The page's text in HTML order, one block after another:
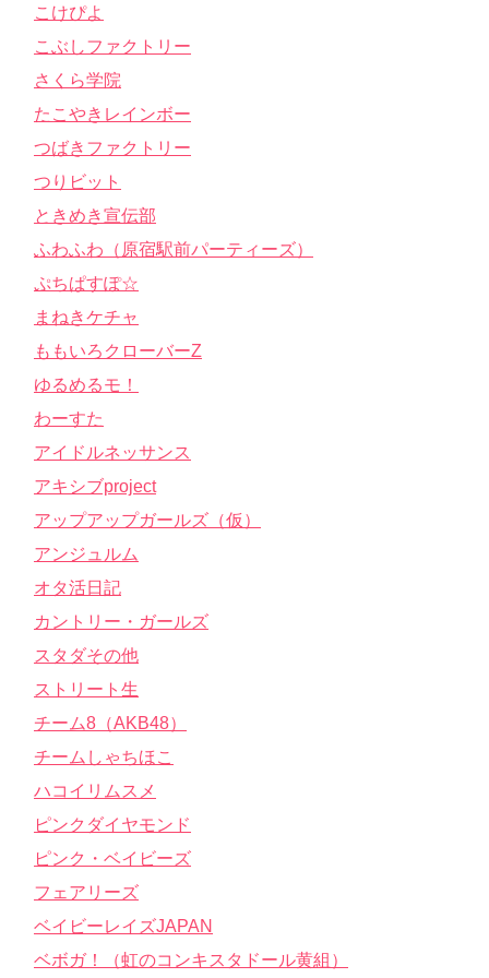
こけぴよ
こぶしファクトリー
さくら学院
たこやきレインボー
つばきファクトリー
つりビット
ときめき宣伝部
ふわふわ（原宿駅前パーティーズ）
ぷちぱすぽ☆
まねきケチャ
ももいろクローバーZ
ゆるめるモ！
わーすた
アイドルネッサンス
アキシブproject
アップアップガールズ（仮）
アンジュルム
オタ活日記
カントリー・ガールズ
スタダその他
ストリート生
チーム8（AKB48）
チームしゃちほこ
ハコイリムスメ
ピンクダイヤモンド
ピンク・ベイビーズ
フェアリーズ
ベイビーレイズJAPAN
ベボガ！（虹のコンキスタドール黄組）